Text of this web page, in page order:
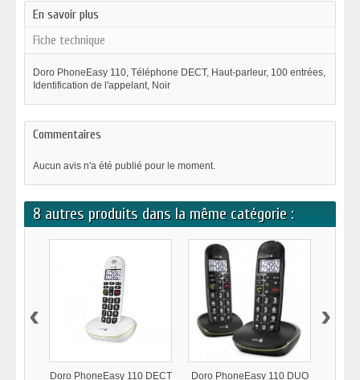
En savoir plus
Fiche technique
Doro PhoneEasy 110, Téléphone DECT, Haut-parleur, 100 entrées,
Identification de l'appelant, Noir
Commentaires
Aucun avis n'a été publié pour le moment.
8 autres produits dans la même catégorie :
Doro PhoneEasy 110 DECT
Doro PhoneEasy 110 DUO
‹ ›